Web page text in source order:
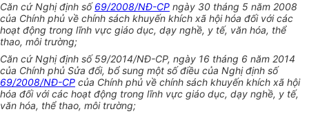
Căn cứ Nghị định số69/2008/NĐ-CP ngày 30 tháng 5 năm 2008
của Chính phủ về chính sách khuyến khích xã hội hóa đối với các
hoạt động trong lĩnh vực giáo dục, dạy nghề, y tế, văn hóa, thể
thao, môi trường;
Căn cứ Nghị định số 59/2014/NĐ-CP, ngày 16 tháng 6 năm 2014
của Chính phủ Sửa đổi, bổ sung một số điều của Nghị định số
69/2008/NĐ-CP của Chính phủ về chính sách khuyến khích xã hội
hóa đối với các hoạt động trong lĩnh vực giáo dục, dạy nghề, y tế,
văn hóa, thể thao, môi trường;